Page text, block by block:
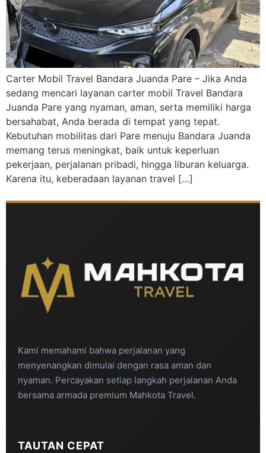
Carter Mobil Travel Bandara Juanda Pare – Jika Anda
sedang mencari layanan carter mobil Travel Bandara
Juanda Pare yang nyaman, aman, serta memiliki harga
bersahabat, Anda berada di tempat yang tepat.
Kebutuhan mobilitas dari Pare menuju Bandara Juanda
memang terus meningkat, baik untuk keperluan
pekerjaan, perjalanan pribadi, hingga liburan keluarga.
Karena itu, keberadaan layanan travel […]
Kami memahami bahwa perjalanan yang
menyenangkan dimulai dengan rasa aman dan
nyaman. Percayakan setiap langkah perjalanan Anda
bersama armada premium Mahkota Travel.
TAUTAN CEPAT